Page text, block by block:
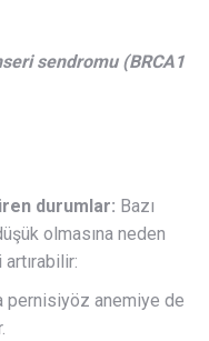
sendromu (BRCA1
durumlar: Bazı
olmasına neden
pernisiyöz anemiye de